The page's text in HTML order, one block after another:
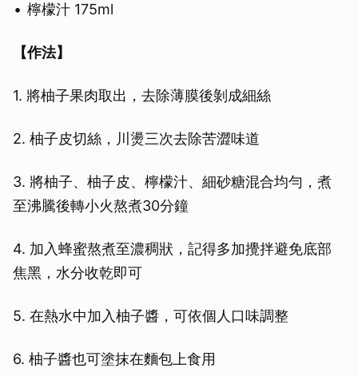
檸檬汁 175ml
【作法】
1. 將柚子果肉取出，去除薄膜後剝成細絲
2. 柚子皮切絲，川燙三次去除苦澀味道
3. 將柚子、柚子皮、檸檬汁、細砂糖混合均勻，煮
至沸騰後轉小火熬煮30分鐘
4. 加入蜂蜜熬煮至濃稠狀，記得多加攪拌避免底部
焦黑，水分收乾即可
5. 在熱水中加入柚子醬，可依個人口味調整
6. 柚子醬也可塗抹在麵包上食用